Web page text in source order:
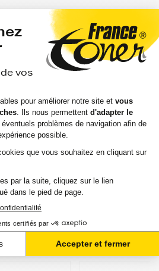
cartouches d'encre,
canon les plus vendues